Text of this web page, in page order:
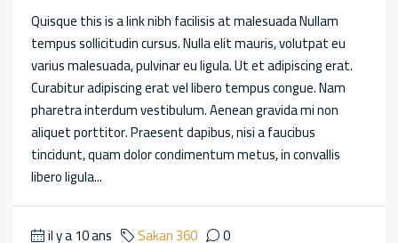
Quisque this is a link nibh facilisis at malesuada Nullam
tempus sollicitudin cursus. Nulla elit mauris, volutpat eu
varius malesuada, pulvinar eu ligula. Ut et adipiscing erat.
Curabitur adipiscing erat vel libero tempus congue. Nam
pharetra interdum vestibulum. Aenean gravida mi non
aliquet porttitor. Praesent dapibus, nisi a faucibus
tincidunt, quam dolor condimentum metus, in convallis
libero ligula...
il y a 10 ans Sakan 360 0